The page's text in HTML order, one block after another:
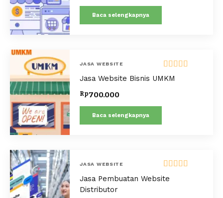
Baca selengkapnya
JASA WEBSITE
Dinilai
dari 5
Jasa Website Bisnis UMKM
Rp700.000
Baca selengkapnya
JASA WEBSITE
Dinilai
dari 5
Jasa Pembuatan Website
Distributor